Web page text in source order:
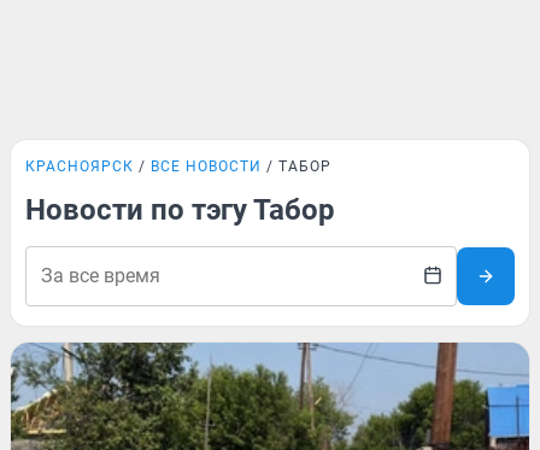
КРАСНОЯРСК ВСЕ НОВОСТИ ТАБОР
Новости по тэгу Табор